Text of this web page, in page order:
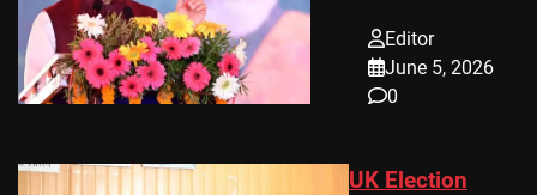
Editor
June 5, 2026
0
UK Election